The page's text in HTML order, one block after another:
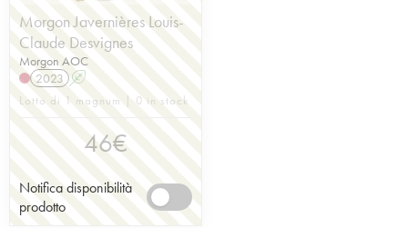
Morgon Javernières Louis-
Claude Desvignes
Morgon AOC
2023 A
Lotto di 1 magnum | 0 in stock
46€
Notifica disponibilità
prodotto